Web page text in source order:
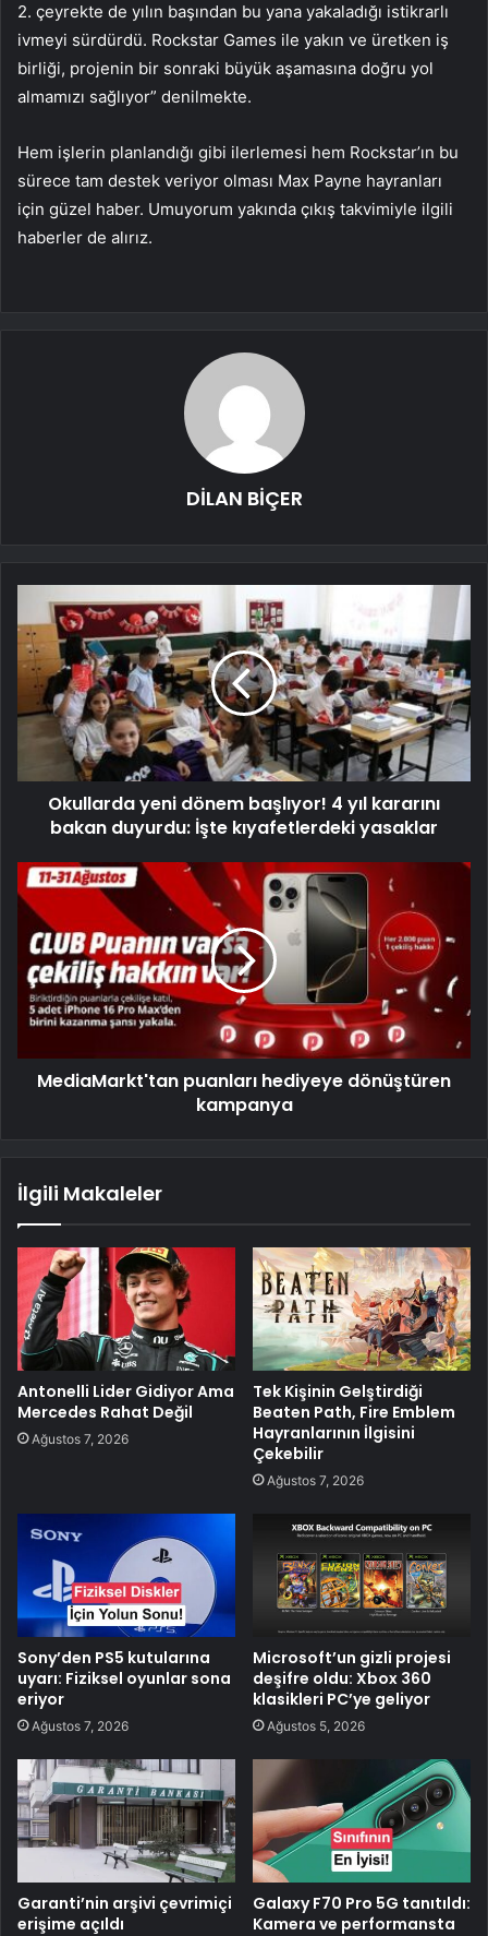
2. çeyrekte de yılın başından bu yana yakaladığı istikrarlı
ivmeyi sürdürdü. Rockstar Games ile yakın ve üretken iş
birliği, projenin bir sonraki büyük aşamasına doğru yol
almamızı sağlıyor” denilmekte.
Hem işlerin planlandığı gibi ilerlemesi hem Rockstar’ın bu
sürece tam destek veriyor olması Max Payne hayranları
için güzel haber. Umuyorum yakında çıkış takvimiyle ilgili
haberler de alırız.
DİLAN BİÇER
Okullarda yeni dönem başlıyor! 4 yıl kararını
bakan duyurdu: İşte kıyafetlerdeki yasaklar
MediaMarkt'tan puanları hediyeye dönüştüren
kampanya
İlgili Makaleler
Antonelli Lider Gidiyor Ama
Mercedes Rahat Değil
Ağustos 7, 2026
Tek Kişinin Gelştirdiği
Beaten Path, Fire Emblem
Hayranlarının İlgisini
Çekebilir
Ağustos 7, 2026
Sony’den PS5 kutularına
uyarı: Fiziksel oyunlar sona
eriyor
Ağustos 7, 2026
Microsoft’un gizli projesi
deşifre oldu: Xbox 360
klasikleri PC’ye geliyor
Ağustos 5, 2026
Garanti’nin arşivi çevrimiçi
erişime açıldı
Galaxy F70 Pro 5G tanıtıldı:
Kamera ve performansta